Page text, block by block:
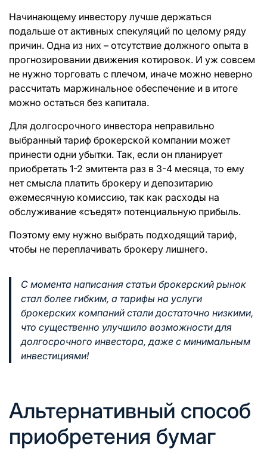
Начинающему инвестору лучше держаться
подальше от активных спекуляций по целому ряду
причин. Одна из них – отсутствие должного опыта в
прогнозировании движения котировок. И уж совсем
не нужно торговать с плечом, иначе можно неверно
рассчитать маржинальное обеспечение и в итоге
можно остаться без капитала.
Для долгосрочного инвестора неправильно
выбранный тариф брокерской компании может
принести одни убытки. Так, если он планирует
приобретать 1-2 эмитента раз в 3-4 месяца, то ему
нет смысла платить брокеру и депозитарию
ежемесячную комиссию, так как расходы на
обслуживание «съедят» потенциальную прибыль.
Поэтому ему нужно выбрать подходящий тариф,
чтобы не переплачивать брокеру лишнего.
С момента написания статьи брокерский рынок
стал более гибким, а тарифы на услуги
брокерских компаний стали достаточно низкими,
что существенно улучшило возможности для
долгосрочного инвестора, даже с минимальным
инвестициями!
Альтернативный способ
приобретения бумаг